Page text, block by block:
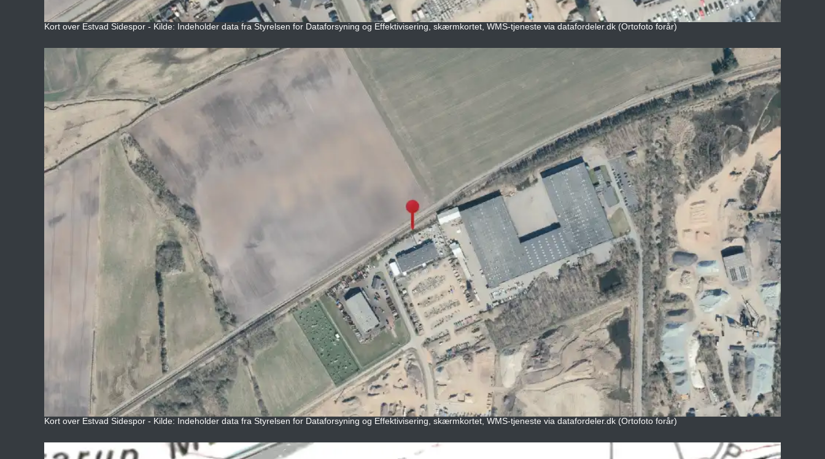
Kort over Estvad Sidespor - Kilde: Indeholder data fra Styrelsen for Dataforsyning og Effektivisering, skærmkortet, WMS-tjeneste via datafordeler.dk (Ortofoto forår)
Kort over Estvad Sidespor - Kilde: Indeholder data fra Styrelsen for Dataforsyning og Effektivisering, skærmkortet, WMS-tjeneste via datafordeler.dk (Ortofoto forår)